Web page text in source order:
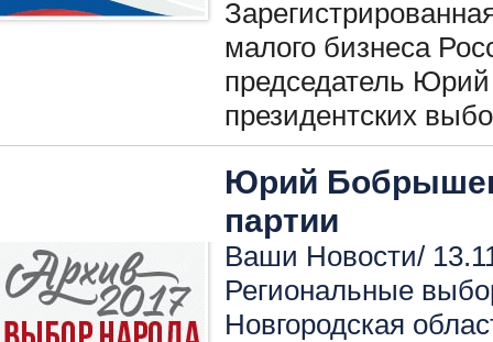
малого бизнеса
председатель Юрий
президентских
Юрий
партии
Ваши Новости/
Региональные
Новгородская